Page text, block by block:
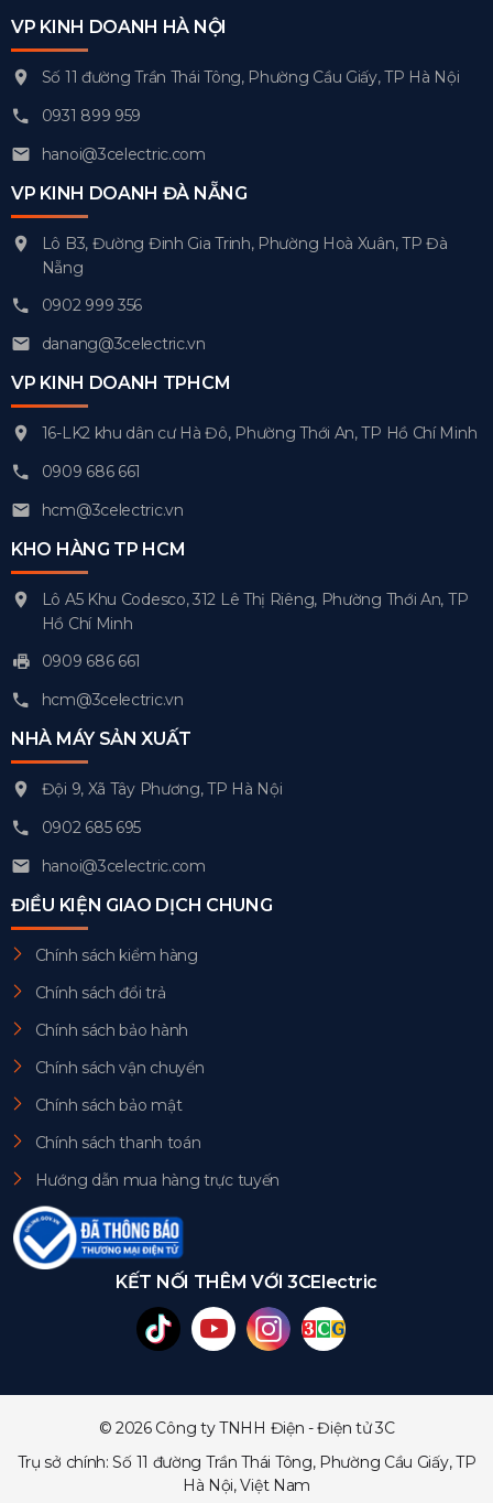
VP KINH DOANH HÀ NỘI
Số 11 đường Trần Thái Tông, Phường Cầu Giấy, TP Hà Nội
0931 899 959
hanoi@3celectric.com
VP KINH DOANH ĐÀ NẴNG
Lô B3, Đường Đinh Gia Trinh, Phường Hoà Xuân, TP Đà
Nẵng
0902 999 356
danang@3celectric.vn
VP KINH DOANH TPHCM
16-LK2 khu dân cư Hà Đô, Phường Thới An, TP Hồ Chí Minh
0909 686 661
hcm@3celectric.vn
KHO HÀNG TP HCM
Lô A5 Khu Codesco, 312 Lê Thị Riêng, Phường Thới An, TP
Hồ Chí Minh
0909 686 661
hcm@3celectric.vn
NHÀ MÁY SẢN XUẤT
Đội 9, Xã Tây Phương, TP Hà Nội
0902 685 695
hanoi@3celectric.com
ĐIỀU KIỆN GIAO DỊCH CHUNG
Chính sách kiểm hàng
Chính sách đổi trả
Chính sách bảo hành
Chính sách vận chuyển
Chính sách bảo mật
Chính sách thanh toán
Hướng dẫn mua hàng trực tuyến
KẾT NỐI THÊM VỚI 3CElectric
© 2026 Công ty TNHH Điện - Điện tử 3C
Trụ sở chính: Số 11 đường Trần Thái Tông, Phường Cầu Giấy, TP
Hà Nội, Việt Nam